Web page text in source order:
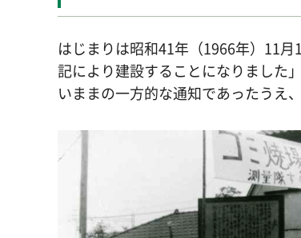
はじまりは昭和41年（1966年）11
記により建設することになりました
いままの一方的な通知であったうえ